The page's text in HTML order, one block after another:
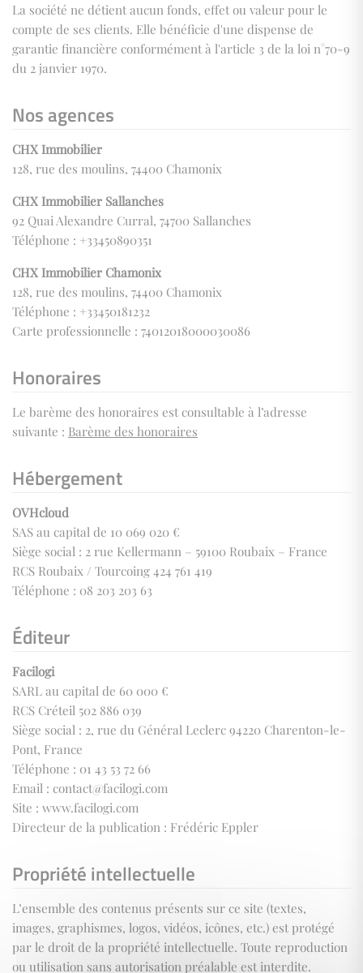
La société ne détient aucun fonds, effet ou valeur pour le
compte de ses clients. Elle bénéficie d'une dispense de
garantie financière conformément à l'article 3 de la loi n°70-9
du 2 janvier 1970.
Nos agences
CHX Immobilier
128, rue des moulins, 74400 Chamonix
CHX Immobilier Sallanches
92 Quai Alexandre Curral, 74700 Sallanches
Téléphone : +33450890351
CHX Immobilier Chamonix
128, rue des moulins, 74400 Chamonix
Téléphone : +33450181232
Carte professionnelle : 74012018000030086
Honoraires
Le barème des honoraires est consultable à l’adresse
suivante : Barème des honoraires
Hébergement
OVHcloud
SAS au capital de 10 069 020 €
Siège social : 2 rue Kellermann – 59100 Roubaix – France
RCS Roubaix / Tourcoing 424 761 419
Téléphone : 08 203 203 63
Éditeur
Facilogi
SARL au capital de 60 000 €
RCS Créteil 502 886 039
Siège social : 2, rue du Général Leclerc 94220 Charenton-le-
Pont, France
Téléphone : 01 43 53 72 66
Email : contact@facilogi.com
Site : www.facilogi.com
Directeur de la publication : Frédéric Eppler
Propriété intellectuelle
L’ensemble des contenus présents sur ce site (textes,
images, graphismes, logos, vidéos, icônes, etc.) est protégé
par le droit de la propriété intellectuelle. Toute reproduction
ou utilisation sans autorisation préalable est interdite.